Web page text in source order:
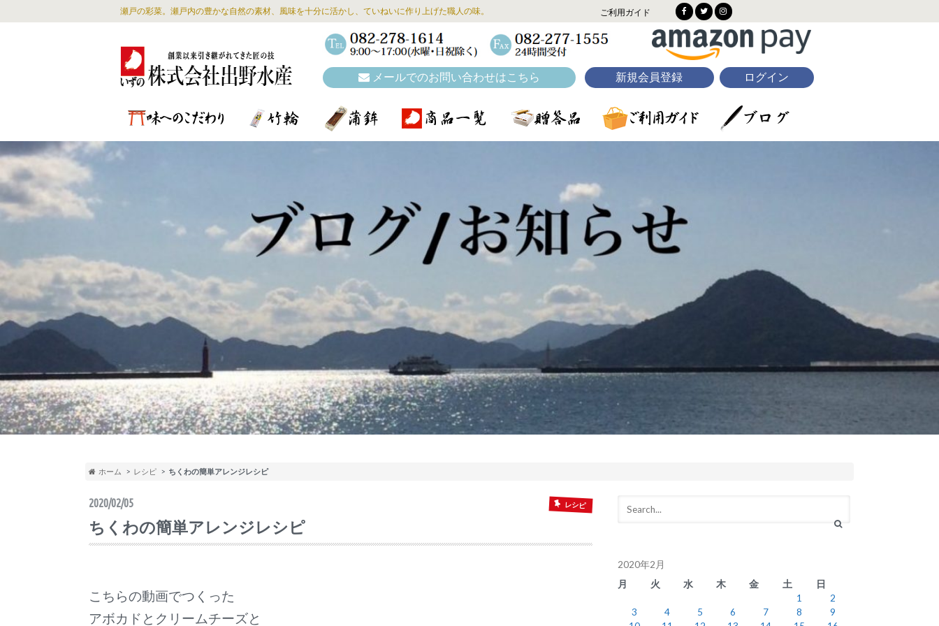
瀬戸の彩菜。瀬戸内の豊かな自然の素材、風味を十分に活かし、ていねいに作り上げた職人の味。 ご利用ガイド
メールでのお問い合わせはこちら 新規会員登録 ログイン
ホーム レシピ ちくわの簡単アレンジレシピ
2020/02/05 レシピ
ちくわの簡単アレンジレシピ
こちらの動画でつくった
アボカドとクリームチーズと
2020年2月
月
火 水 木 金 土
日
1
2
3
4 5 6 7 8
9